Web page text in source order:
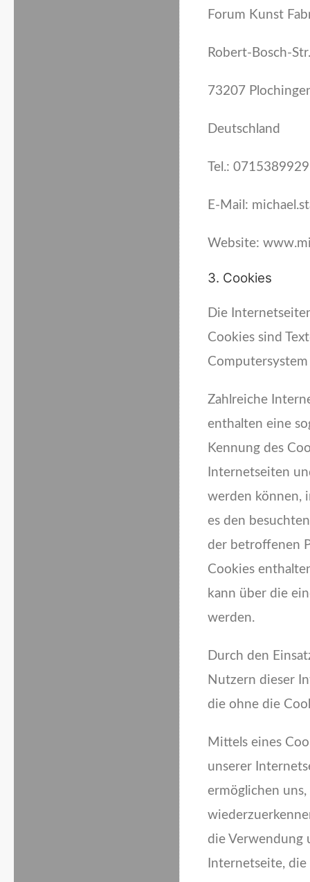
Forum Kunst
Robert-Bosch-
73207
Deutschland
Tel.:
E-Mail:
Website:
3. Cookies
Die
Cookies sind
Zahlreiche
enthalten eine
Kennung des
Internetseiten
werden können,
es den
der betroffenen
Cookies
kann über die
werden.
Durch den
Nutzern dieser
die ohne die
Mittels eines
unserer
ermöglichen
die Verwendung
Internetseite,